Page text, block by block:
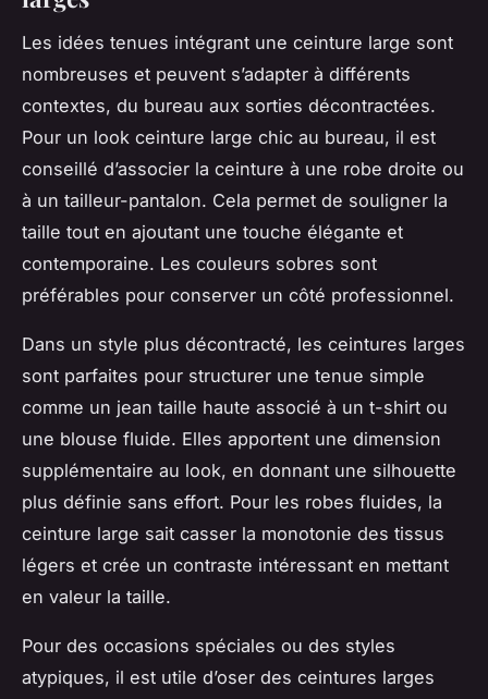
Les idées tenues intégrant une ceinture large sont
nombreuses et peuvent s’adapter à différents
contextes, du bureau aux sorties décontractées.
Pour un look ceinture large chic au bureau, il est
conseillé d’associer la ceinture à une robe droite ou
à un tailleur-pantalon. Cela permet de souligner la
taille tout en ajoutant une touche élégante et
contemporaine. Les couleurs sobres sont
préférables pour conserver un côté professionnel.
Dans un style plus décontracté, les ceintures larges
sont parfaites pour structurer une tenue simple
comme un jean taille haute associé à un t-shirt ou
une blouse fluide. Elles apportent une dimension
supplémentaire au look, en donnant une silhouette
plus définie sans effort. Pour les robes fluides, la
ceinture large sait casser la monotonie des tissus
légers et crée un contraste intéressant en mettant
en valeur la taille.
Pour des occasions spéciales ou des styles
atypiques, il est utile d’oser des ceintures larges